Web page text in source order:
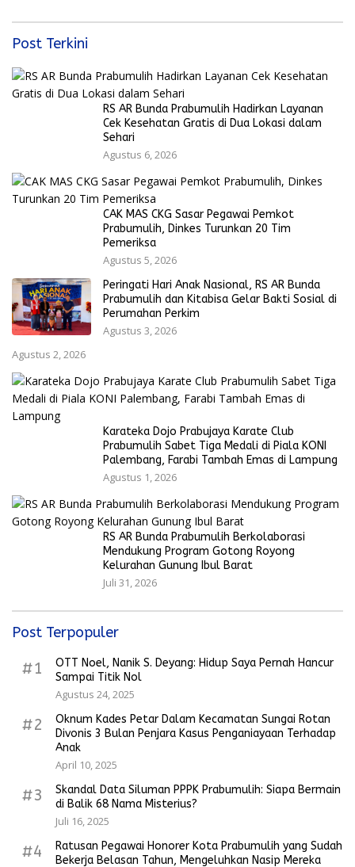
Post Terkini
RS AR Bunda Prabumulih Hadirkan Layanan
Cek Kesehatan Gratis di Dua Lokasi dalam
Sehari
Agustus 6, 2026
CAK MAS CKG Sasar Pegawai Pemkot
Prabumulih, Dinkes Turunkan 20 Tim
Pemeriksa
Agustus 5, 2026
Peringati Hari Anak Nasional, RS AR Bunda
Prabumulih dan Kitabisa Gelar Bakti Sosial di
Perumahan Perkim
Agustus 3, 2026
Agustus 2, 2026
Karateka Dojo Prabujaya Karate Club
Prabumulih Sabet Tiga Medali di Piala KONI
Palembang, Farabi Tambah Emas di Lampung
Agustus 1, 2026
RS AR Bunda Prabumulih Berkolaborasi
Mendukung Program Gotong Royong
Kelurahan Gunung Ibul Barat
Juli 31, 2026
Post Terpopuler
#1
OTT Noel, Nanik S. Deyang: Hidup Saya Pernah Hancur
Sampai Titik Nol
Agustus 24, 2025
#2
Oknum Kades Petar Dalam Kecamatan Sungai Rotan
Divonis 3 Bulan Penjara Kasus Penganiayaan Terhadap
Anak
April 10, 2025
#3
Skandal Data Siluman PPPK Prabumulih: Siapa Bermain
di Balik 68 Nama Misterius?
Juli 16, 2025
#4
Ratusan Pegawai Honorer Kota Prabumulih yang Sudah
Bekerja Belasan Tahun, Mengeluhkan Nasip Mereka